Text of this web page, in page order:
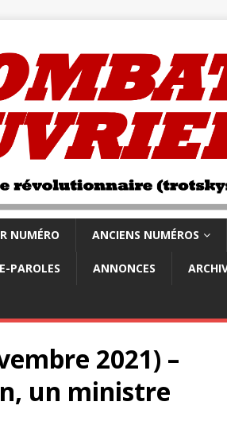
NUMÉRO ANCIENS NUMÉROS
PAROLES ANNONCES
2021) –
un ministre